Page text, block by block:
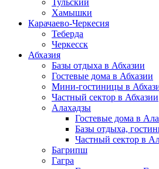
Тульский
Хамышки
Карачаево-Черкесия
Теберда
Черкесск
Абхазия
Базы отдыха в Абхазии
Гостевые дома в Абхазии
Мини-гостиницы в
Частный сектор в Абхазии
Алахадзы
Гостевые дома в
Базы отдыха,
Частный сектор в
Багрипш
Гагра